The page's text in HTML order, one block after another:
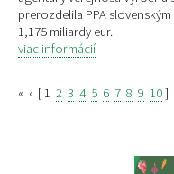
prerozdelila PPA
1,175 miliardy eur.
viac informácií
« ‹ [ 1 2 3 4 5 6 7 8 9 10]